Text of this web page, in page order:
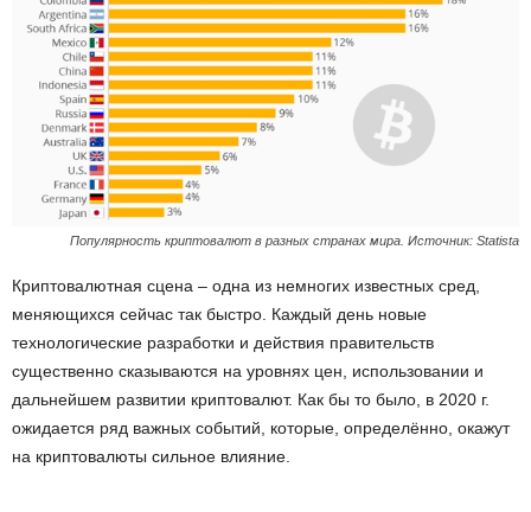
Популярность криптовалют в разных странах мира. Источник: Statista
Криптовалютная сцена – одна из немногих известных сред,
меняющихся сейчас так быстро. Каждый день новые
технологические разработки и действия правительств
существенно сказываются на уровнях цен, использовании и
дальнейшем развитии криптовалют. Как бы то было, в 2020 г.
ожидается ряд важных событий, которые, определённо, окажут
на криптовалюты сильное влияние.